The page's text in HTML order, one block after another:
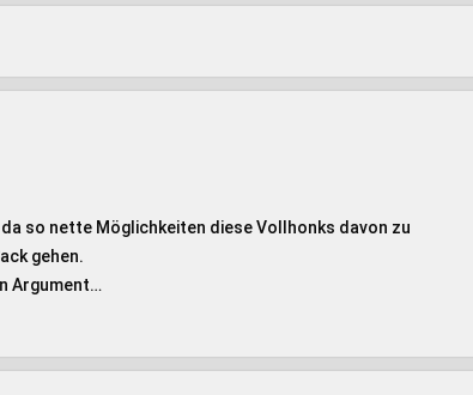
so nette Möglichkeiten diese Vollhonks davon zu
gehen.
Argument…